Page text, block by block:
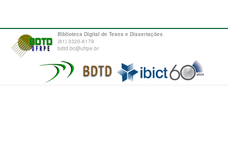
Biblioteca Digital de Teses e Dissertações
(81) 3320-6179
bdtd.bc@ufrpe.br